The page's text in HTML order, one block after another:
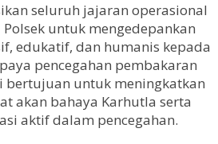
seluruh jajaran operasional
untuk mengedepankan
edukatif, dan humanis kepada
pencegahan pembakaran
bertujuan untuk meningkatkan
akan bahaya Karhutla serta
aktif dalam pencegahan.